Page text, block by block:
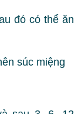
đó có thể ăn
súc miệng